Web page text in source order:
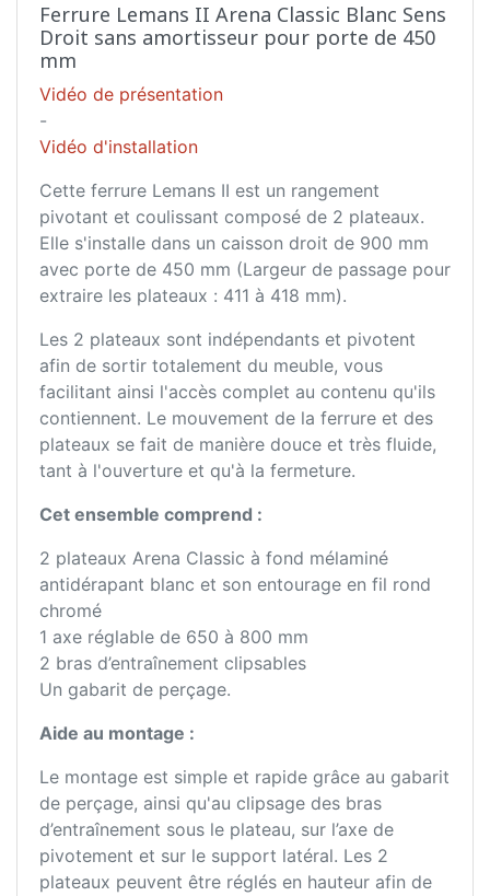
Ferrure Lemans II Arena Classic Blanc Sens
Droit sans amortisseur pour porte de 450
mm
Vidéo de présentation
-
Vidéo d'installation
Cette ferrure Lemans II est un rangement
pivotant et coulissant composé de 2 plateaux.
Elle s'installe dans un caisson droit de 900 mm
avec porte de 450 mm (Largeur de passage pour
extraire les plateaux : 411 à 418 mm).
Les 2 plateaux sont indépendants et pivotent
afin de sortir totalement du meuble, vous
facilitant ainsi l'accès complet au contenu qu'ils
contiennent. Le mouvement de la ferrure et des
plateaux se fait de manière douce et très fluide,
tant à l'ouverture et qu'à la fermeture.
Cet ensemble comprend :
2 plateaux Arena Classic à fond mélaminé
antidérapant blanc et son entourage en fil rond
chromé
1 axe réglable de 650 à 800 mm
2 bras d’entraînement clipsables
Un gabarit de perçage.
Aide au montage :
Le montage est simple et rapide grâce au gabarit
de perçage, ainsi qu'au clipsage des bras
d’entraînement sous le plateau, sur l’axe de
pivotement et sur le support latéral. Les 2
plateaux peuvent être réglés en hauteur afin de